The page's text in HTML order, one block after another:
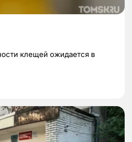
клещей ожидается в